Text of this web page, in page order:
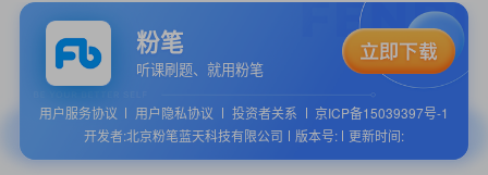
粉笔
听课刷题、就用粉笔
用户服务协议 用户隐私协议 投资者关系
京ICP备15039397号-1
开发者:北京粉笔蓝天科技有限公司
版本号: 更新时间: